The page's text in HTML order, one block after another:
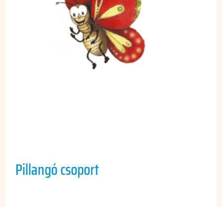
Pillangó csoport